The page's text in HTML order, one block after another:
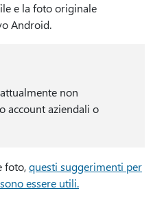
e la foto originale
Android.
non
account aziendali o
foto,questi suggerimenti per
essere utili.